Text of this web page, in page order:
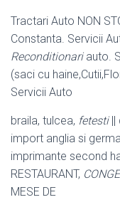
Tractari Auto NON
Constanta. Servicii
Reconditionariauto.
(saci cu
Servicii Auto
braila, tulcea, fetesti||
import anglia si
imprimante second
RESTAURANT,
MESE DE